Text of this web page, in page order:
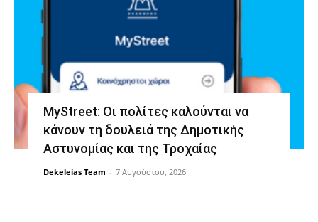
MyStreet: Οι πολίτες καλούνται να
κάνουν τη δουλειά της Δημοτικής
Αστυνομίας και της Τροχαίας
Dekeleias Team - 7 Αυγούστου, 2026